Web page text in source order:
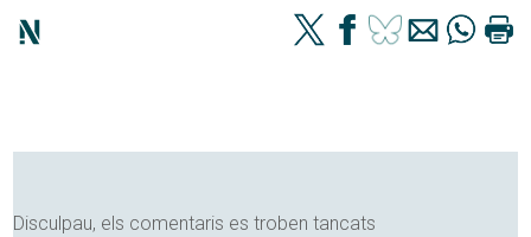
Disculpau, els comentaris es troben tancats